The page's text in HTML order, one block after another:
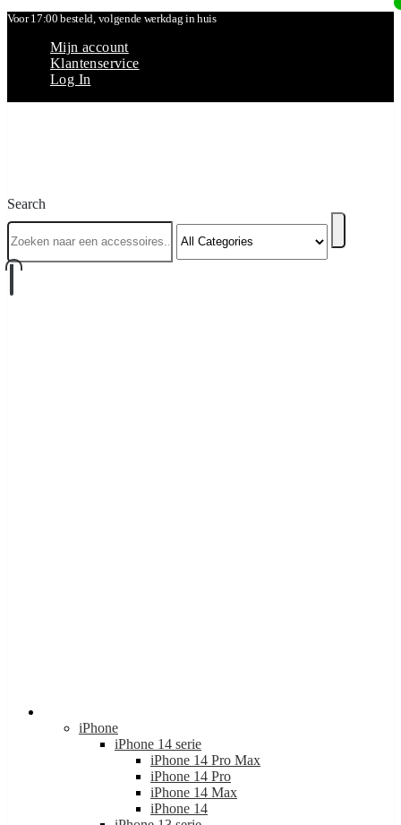
Voor 17:00 besteld, volgende werkdag in huis
Mijn account
Klantenservice
Log In
iPhone 14 serie
iPhone 14 Pro Max
iPhone 14 Pro
iPhone 14 Max
iPhone 14
iPhone 13 serie